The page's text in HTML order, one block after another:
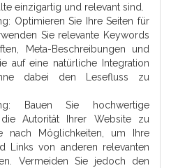
einzigartig und relevant sind.
Optimieren Sie Ihre Seiten für
Sie relevante Keywords
Meta-Beschreibungen und
auf eine natürliche Integration
dabei den Lesefluss zu
Bauen Sie hochwertige
Autorität Ihrer Website zu
nach Möglichkeiten, um Ihre
Links von anderen relevanten
Vermeiden Sie jedoch den